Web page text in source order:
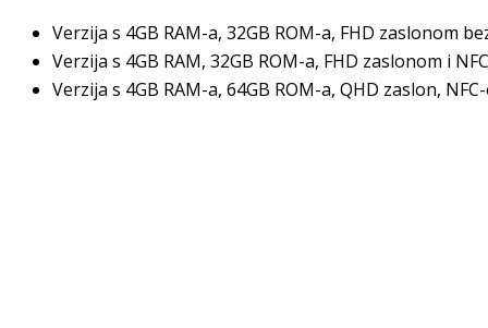
Verzija s 4GB RAM-a, 32GB ROM-a, FHD zaslonom
Verzija s 4GB RAM, 32GB ROM-a, FHD zaslonom i
Verzija s 4GB RAM-a, 64GB ROM-a, QHD zaslon,